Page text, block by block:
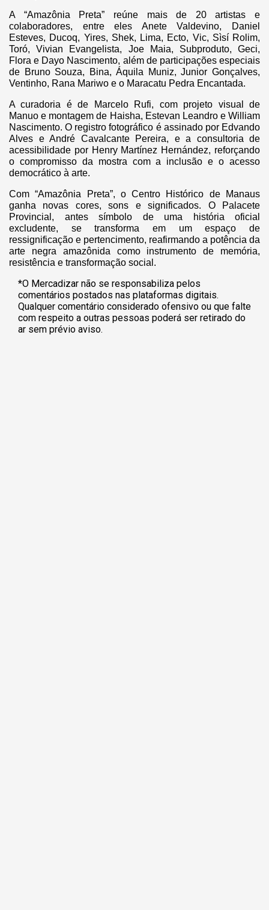
A “Amazônia Preta” reúne mais de 20 artistas e
colaboradores, entre eles Anete Valdevino, Daniel
Esteves, Ducoq, Yires, Shek, Lima, Ecto, Vic, Sìsí Rolim,
Toró, Vivian Evangelista, Joe Maia, Subproduto, Geci,
Flora e Dayo Nascimento, além de participações especiais
de Bruno Souza, Bina, Áquila Muniz, Junior Gonçalves,
Ventinho, Rana Mariwo e o Maracatu Pedra Encantada.
A curadoria é de Marcelo Rufi, com projeto visual de
Manuo e montagem de Haisha, Estevan Leandro e William
Nascimento. O registro fotográfico é assinado por Edvando
Alves e André Cavalcante Pereira, e a consultoria de
acessibilidade por Henry Martínez Hernández, reforçando
o compromisso da mostra com a inclusão e o acesso
democrático à arte.
Com “Amazônia Preta”, o Centro Histórico de Manaus
ganha novas cores, sons e significados. O Palacete
Provincial, antes símbolo de uma história oficial
excludente, se transforma em um espaço de
ressignificação e pertencimento, reafirmando a potência da
arte negra amazônida como instrumento de memória,
resistência e transformação social.
*O Mercadizar não se responsabiliza pelos
comentários postados nas plataformas digitais.
Qualquer comentário considerado ofensivo ou que falte
com respeito a outras pessoas poderá ser retirado do
ar sem prévio aviso.